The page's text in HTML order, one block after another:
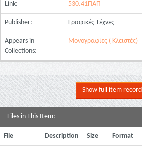
Link: 530.41ΠΑΠ
Publisher: Γραφικές Τέχνες
Appears in
Collections:
Μονογραφίες ( Κλειστές)
Show full item record
Files in This Item:
File Description Size Format